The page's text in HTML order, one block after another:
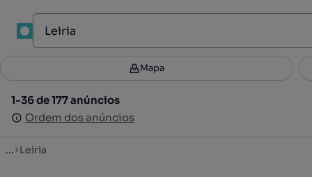
Filtros 2
1-36 de 177 anúncios
Ordem dos anúncios
Mapa
1-36 de 177 anúncios
Ordem dos anúncios
... Leiria